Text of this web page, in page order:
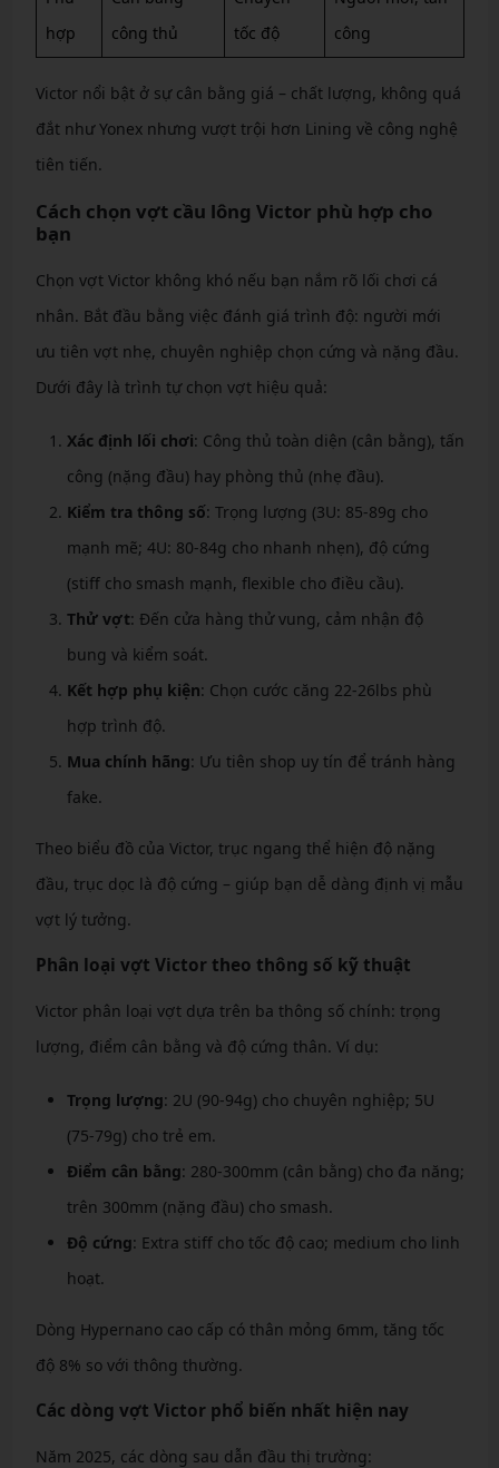
hợp
công thủ
tốc độ
công
Victor nổi bật ở sự cân bằng giá – chất lượng, không quá
đắt như Yonex nhưng vượt trội hơn Lining về công nghệ
tiên tiến.
Cách chọn vợt cầu lông Victor phù hợp cho
bạn
Chọn vợt Victor không khó nếu bạn nắm rõ lối chơi cá
nhân. Bắt đầu bằng việc đánh giá trình độ: người mới
ưu tiên vợt nhẹ, chuyên nghiệp chọn cứng và nặng đầu.
Dưới đây là trình tự chọn vợt hiệu quả:
Xác định lối chơi: Công thủ toàn diện (cân bằng), tấn
công (nặng đầu) hay phòng thủ (nhẹ đầu).
Kiểm tra thông số: Trọng lượng (3U: 85-89g cho
mạnh mẽ; 4U: 80-84g cho nhanh nhẹn), độ cứng
(stiff cho smash mạnh, flexible cho điều cầu).
Thử vợt: Đến cửa hàng thử vung, cảm nhận độ
bung và kiểm soát.
Kết hợp phụ kiện: Chọn cước căng 22-26lbs phù
hợp trình độ.
Mua chính hãng: Ưu tiên shop uy tín để tránh hàng
fake.
Theo biểu đồ của Victor, trục ngang thể hiện độ nặng
đầu, trục dọc là độ cứng – giúp bạn dễ dàng định vị mẫu
vợt lý tưởng.
Phân loại vợt Victor theo thông số kỹ thuật
Victor phân loại vợt dựa trên ba thông số chính: trọng
lượng, điểm cân bằng và độ cứng thân. Ví dụ:
Trọng lượng: 2U (90-94g) cho chuyên nghiệp; 5U
(75-79g) cho trẻ em.
Điểm cân bằng: 280-300mm (cân bằng) cho đa năng;
trên 300mm (nặng đầu) cho smash.
Độ cứng: Extra stiff cho tốc độ cao; medium cho linh
hoạt.
Dòng Hypernano cao cấp có thân mỏng 6mm, tăng tốc
độ 8% so với thông thường.
Các dòng vợt Victor phổ biến nhất hiện nay
Năm 2025, các dòng sau dẫn đầu thị trường: